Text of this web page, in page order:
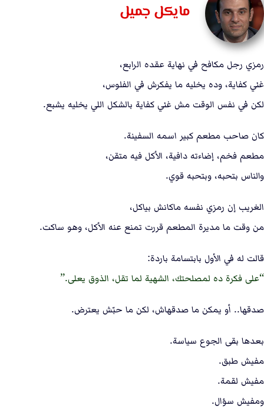
مايكل جميل
رمزي رجل مكافح في نهاية عقده الرابع،
غني كفاية، وده يخليه ما يفكرش في الفلوس،
لكن في نفس الوقت مش غني كفاية بالشكل اللي يخليه يشبع.
كان صاحب مطعم كبير اسمه السفينة.
مطعم فخم، إضاءته دافية، الأكل فيه متقن،
والناس بتحبه، وبتحبه قوي.
الغريب إن رمزي نفسه ماكانش بياكل،
من وقت ما مديرة المطعم قررت تمنع عنه الأكل، وهو ساكت.
قالت له في الأول بابتسامة باردة:
على فكرة ده لمصلحتك، الشهية لما تقل، الذوق يعلى.
صدقها.. أو يمكن ما صدقهاش، لكن ما حبّش يعترض.
بعدها بقى الجوع سياسة.
مفيش طبق.
مفيش لقمة.
ومفيش سؤال.